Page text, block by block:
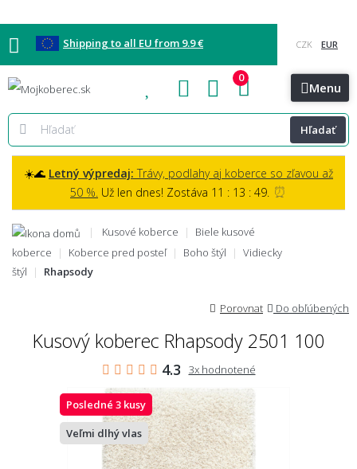
Shipping to all EU from 9.9 €
Blog Kontakt Menu
Hľadať
0
☀️🌊 Letný výpredaj: Trávy, podlahy aj koberce so zľavou až
50 %. Už len dnes! Zostáva 11 : 13 : 48. ⏰
Kusové koberce
Biele kusové
koberce
Koberce pred posteľ Boho štýl
Vidiecky
štýl
Rhapsody
Porovnat Do obľúbených
Kusový koberec Rhapsody 2501 100
4.3 3x hodnotené
Posledné 3 kusy
Veľmi dlhý vlas